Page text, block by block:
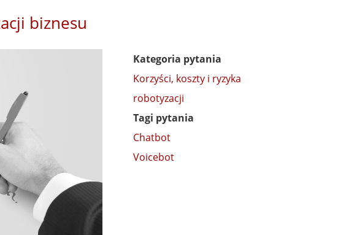
biznesu
Kategoria pytania
Korzyści, koszty i ryzyka
robotyzacji
Tagi pytania
Chatbot
Voicebot